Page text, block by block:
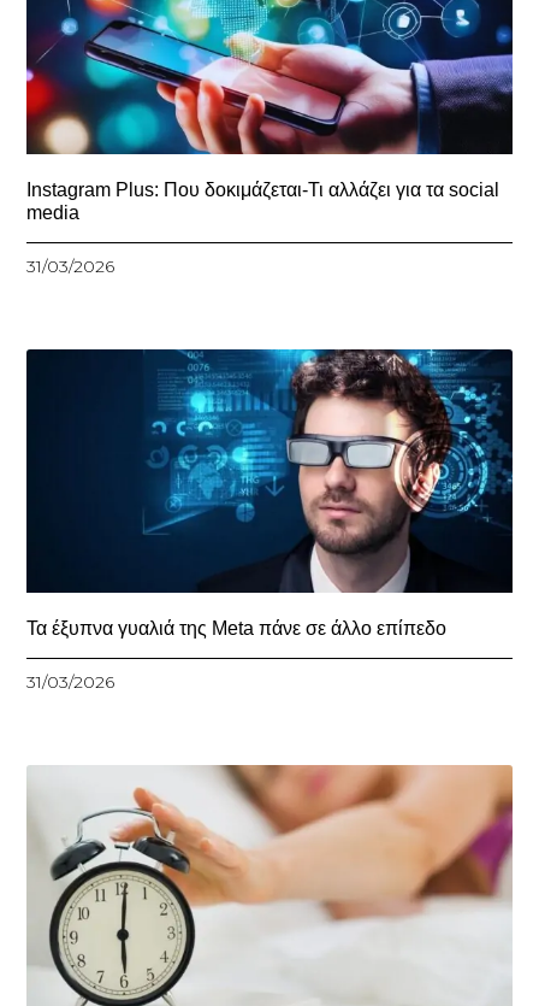
Instagram Plus: Που δοκιμάζεται-Τι αλλάζει για τα social
media
31/03/2026
Τα έξυπνα γυαλιά της Meta πάνε σε άλλο επίπεδο
31/03/2026